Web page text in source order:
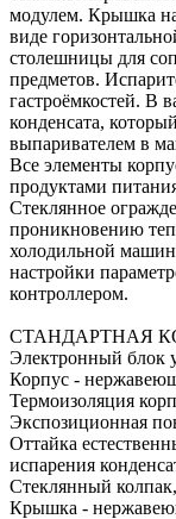
модулем. Крышка
виде
столешницы для
предметов.
гастроёмкостей. В
конденсата,
выпаривателем в
Все элементы
продуктами
Стеклянное
проникновению
холодильной
настройки
контроллером.
СТАНДАРТНАЯ
Электронный блок
Корпус -
Термоизоляция
Экспозиционная
Оттайка
испарения
Стеклянный
Крышка -